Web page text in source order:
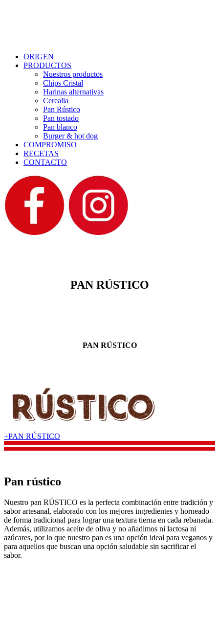
Menu
ORIGEN
PRODUCTOS
Nuestros productos
Chips Cristal
Harinas alternativas
Cerealia
Pan Rústico
Pan tostado
Pan blanco
Burger & hot dog
COMPROMISO
RECETAS
CONTACTO
PAN RÚSTICO
PAN RÚSTICO
+PAN RÚSTICO
Pan rústico
Nuestro pan RÚSTICO es la perfecta combinación entre tradición y
sabor artesanal, elaborado con los mejores ingredientes y horneado
de forma tradicional para lograr una textura tierna en cada rebanada.
Además, utilizamos aceite de oliva y no añadimos ni lactosa ni
azúcares, por lo que nuestro pan es una opción ideal para veganos y
para aquellos que buscan una opción saludable sin sacrificar el
sabor.